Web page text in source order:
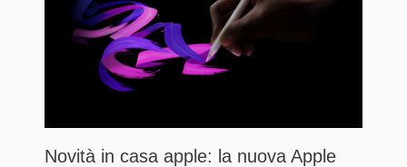
Novità in casa apple: la nuova Apple